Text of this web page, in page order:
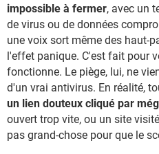
impossible à fermer, avec un
de virus ou de données
une voix sort même des haut-
l'effet panique. C'est fait pour
fonctionne. Le piège, lui, ne
d'un vrai antivirus. En réalité,
un lien douteux cliqué par
ouvert trop vite, ou un site
pas grand-chose pour que le